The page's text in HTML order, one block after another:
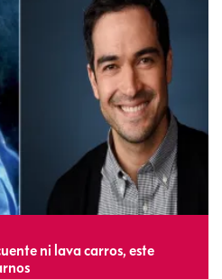
ni lava carros, este